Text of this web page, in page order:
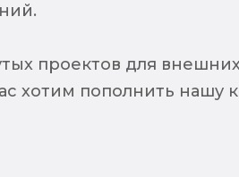
проектов для
хотим пополнить нашу